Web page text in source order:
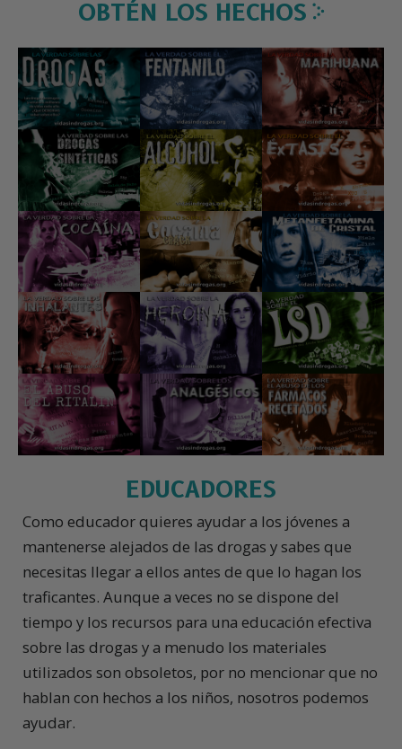
OBTÉN LOS HECHOS
EDUCADORES
Como educador quieres ayudar a los jóvenes a
mantenerse alejados de las drogas y sabes que
necesitas llegar a ellos antes de que lo hagan los
traficantes. Aunque a veces no se dispone del
tiempo y los recursos para una educación efectiva
sobre las drogas y a menudo los materiales
utilizados son obsoletos, por no mencionar que no
hablan con hechos a los niños, nosotros podemos
ayudar.